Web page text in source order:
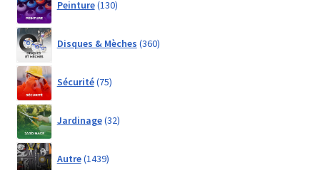
Peinture 130products
Disques & Mèches 360products
Sécurité 75products
Jardinage 32products
Autre 1439products